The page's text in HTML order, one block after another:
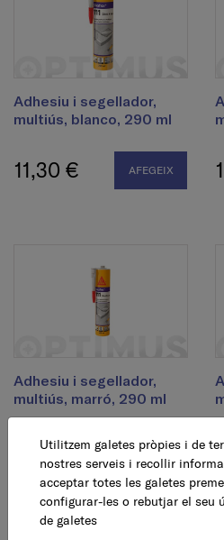
Adhesiu i segellador,
multiús, blanco, 290 ml
11,30 € AFEGEIX
Adhesiu i segellador,
multiús, marró, 290 ml
11,30 € AFEGEIX
Utilitzem galetes pròpies i de
nostres serveis i recollir
acceptar totes les galetes
configurar-les o rebutjar el seu
de galetes